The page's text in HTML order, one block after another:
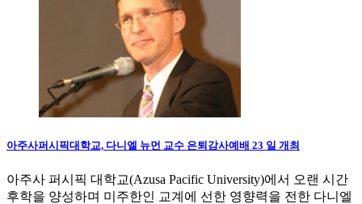
아주사퍼시픽대학교, 다니엘 뉴먼 교수 은퇴감사예배 23 일 개최
아주사 퍼시픽 대학교(Azusa Pacific University)에서 오랜 시간
후학을 양성하며 미주한인 교계에 선한 영향력을 전한 다니엘